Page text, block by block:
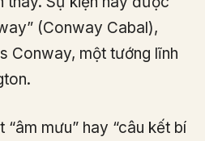
(Conway Cabal),
Conway, một tướng lĩnh
“âm mưu” hay “câu kết bí